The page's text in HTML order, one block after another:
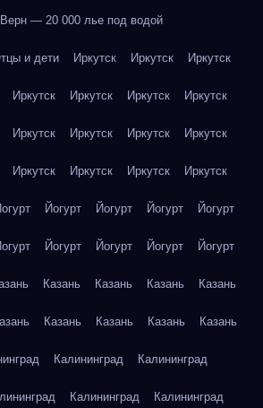
— 20 000 лье под водой
и дети Иркутск Иркутск Иркутск
Иркутск Иркутск Иркутск Иркутск
Иркутск Иркутск Иркутск Иркутск
Иркутск Иркутск Иркутск Иркутск
Йогурт Йогурт Йогурт Йогурт
Йогурт Йогурт Йогурт Йогурт
Казань Казань Казань Казань
Казань Казань Казань Казань
Калининград Калининград
Калининград Калининград